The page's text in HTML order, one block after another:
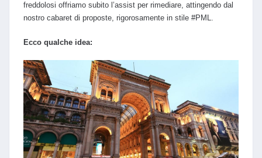
freddolosi offriamo subito l’assist per rimediare, attingendo dal
nostro cabaret di proposte, rigorosamente in stile #PML.
Ecco qualche idea: